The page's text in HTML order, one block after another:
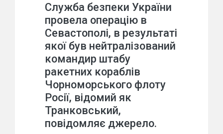
Служба безпеки України
провела операцію в
Севастополі, в результаті
якої був нейтралізований
командир штабу
ракетних кораблів
Чорноморського флоту
Росії, відомий як
Транковський,
повідомляє джерело.